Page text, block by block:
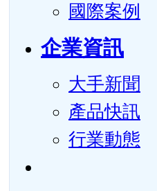
國際案例
企業資訊
大手新聞
產品快訊
行業動態